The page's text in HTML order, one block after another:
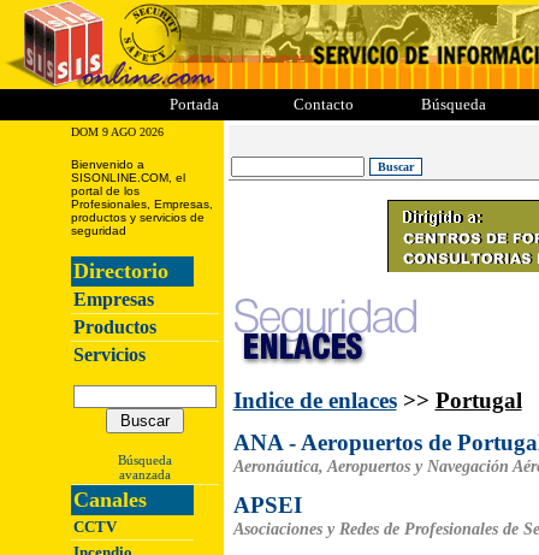
Portada Contacto Búsqueda
DOM 9 AGO 2026
Bienvenido a
SISONLINE.COM, el
portal de los
Profesionales, Empresas,
productos y servicios de
seguridad
Directorio
Empresas
Productos
Servicios
Búsqueda
avanzada
Canales
CCTV
Indice de enlaces >> Portugal
ANA - Aeropuertos de
Aeronáutica, Aeropuertos y Navegación
APSEI
Asociaciones y Redes de Profesionales de